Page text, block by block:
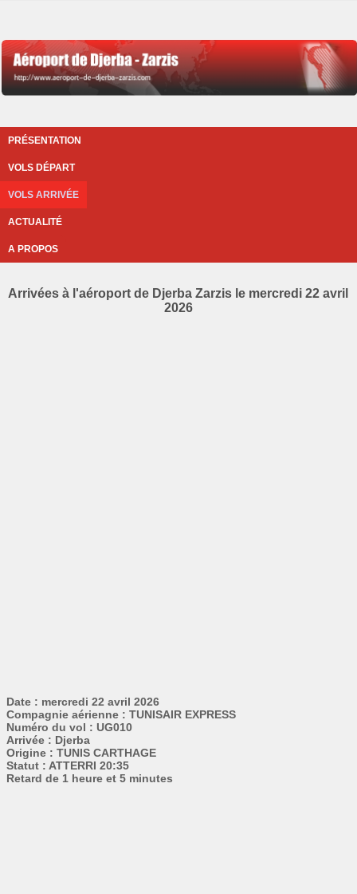
PRÉSENTATION
VOLS DÉPART
VOLS ARRIVÉE
ACTUALITÉ
A PROPOS
Arrivées à l'aéroport de Djerba Zarzis le mercredi 22 avril
2026
Date : mercredi 22 avril 2026
Compagnie aérienne : TUNISAIR EXPRESS
Numéro du vol : UG010
Arrivée : Djerba
Origine : TUNIS CARTHAGE
Statut : ATTERRI 20:35
Retard de 1 heure et 5 minutes